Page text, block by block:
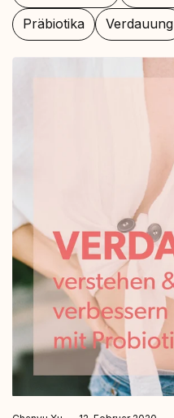
Präbiotika
Verdauung